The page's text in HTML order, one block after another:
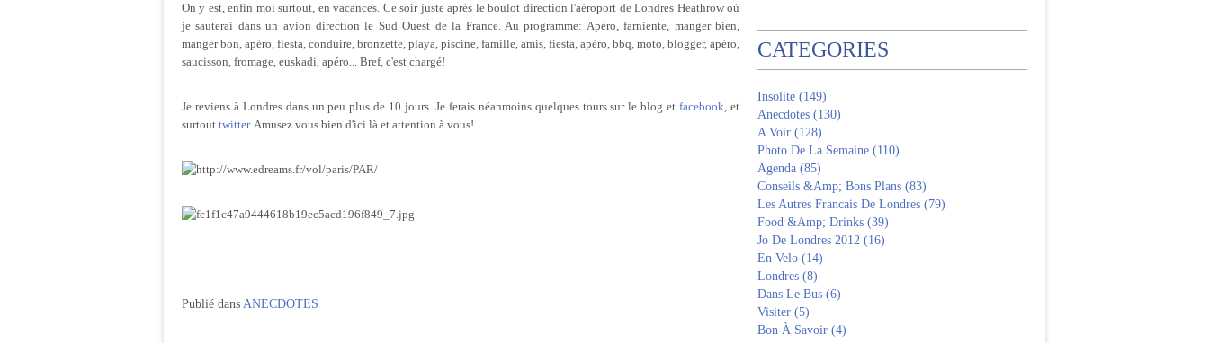
On y est, enfin moi surtout, en vacances. Ce soir juste après le boulot direction l'aéroport de Londres Heathrow où
je sauterai dans un avion direction le Sud Ouest de la France. Au programme: Apéro, farniente, manger bien,
manger bon, apéro, fiesta, conduire, bronzette, playa, piscine, famille, amis, fiesta, apéro, bbq, moto, blogger, apéro,
saucisson, fromage, euskadi, apéro... Bref, c'est chargé!
Je reviens à Londres dans un peu plus de 10 jours. Je ferais néanmoins quelques tours sur le blog etfacebook, et
surtout twitter. Amusez vous bien d'ici là et attention à vous!
Publié dans ANECDOTES
CATEGORIES
Insolite (149)
Anecdotes (130)
A Voir (128)
Photo De La Semaine (110)
Agenda (85)
Conseils &Amp; Bons Plans (83)
Les Autres Francais De Londres (79)
Food &Amp; Drinks (39)
Jo De Londres 2012 (16)
En Velo (14)
Londres (8)
Dans Le Bus (6)
Visiter (5)
Bon À Savoir (4)